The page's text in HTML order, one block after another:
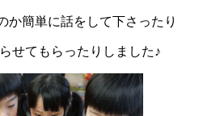
か簡単に話をして下さったり
せてもらったりしました♪